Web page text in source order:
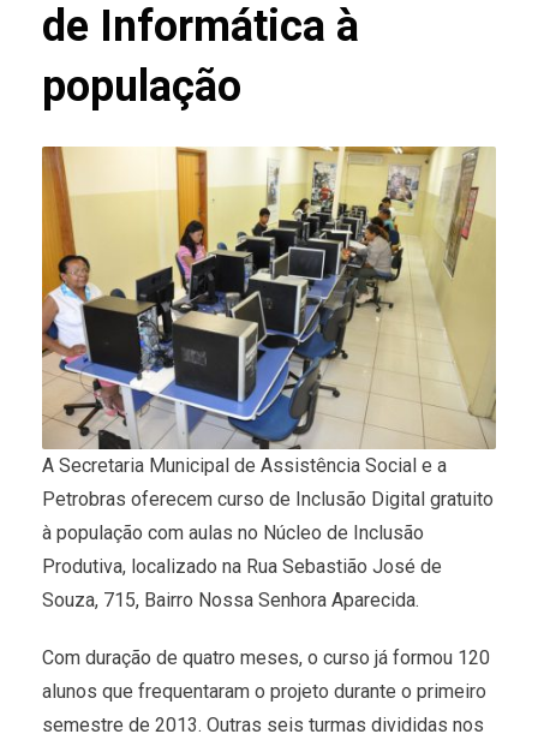
de Informática à
população
A Secretaria Municipal de Assistência Social e a
Petrobras oferecem curso de Inclusão Digital gratuito
à população com aulas no Núcleo de Inclusão
Produtiva, localizado na Rua Sebastião José de
Souza, 715, Bairro Nossa Senhora Aparecida.
Com duração de quatro meses, o curso já formou 120
alunos que frequentaram o projeto durante o primeiro
semestre de 2013. Outras seis turmas divididas nos